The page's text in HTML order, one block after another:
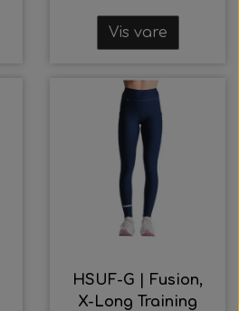
Vis vare
HSUF-G | Fusion,
X-Long Training